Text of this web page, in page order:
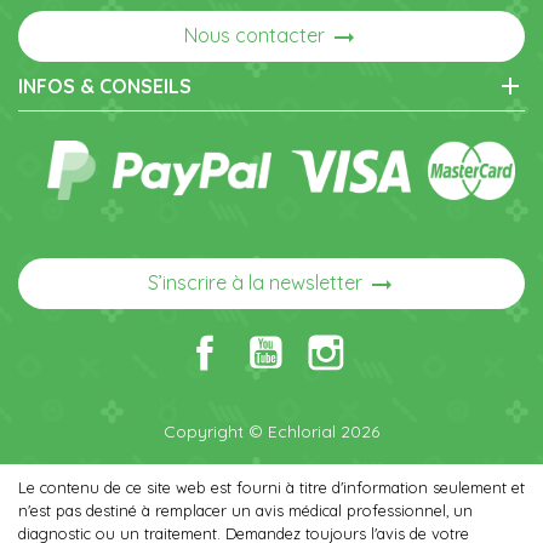
Nous contacter arrow_right_alt
INFOS & CONSEILS add
S’inscrire à la newsletter arrow_right_alt
Copyright © Echlorial 2026
Le contenu de ce site web est fourni à titre d'information seulement et
n'est pas destiné à remplacer un avis médical professionnel, un
diagnostic ou un traitement. Demandez toujours l'avis de votre